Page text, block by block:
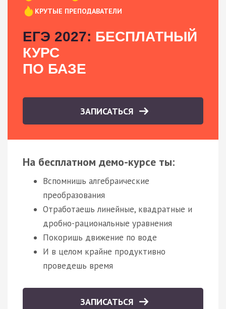
КРУТЫЕ ПРЕПОДАВАТЕЛИ
ЕГЭ 2027: БЕСПЛАТНЫЙ
КУРС
ПО БАЗЕ
ЗАПИСАТЬСЯ
На бесплатном демо-курсе ты:
Вспомнишь алгебраические
преобразования
Отработаешь линейные, квадратные и
дробно-рациональные уравнения
Покоришь движение по воде
И в целом крайне продуктивно
проведешь время
ЗАПИСАТЬСЯ